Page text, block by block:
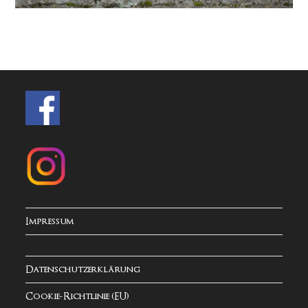
Impressum
Datenschutzerklärung
Cookie-Richtlinie (EU)